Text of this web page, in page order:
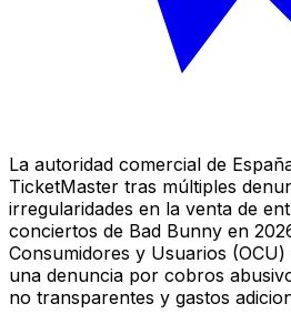
La autoridad comercial de
TicketMaster tras múltiples
irregularidades en la venta de
conciertos de Bad Bunny en
Consumidores y Usuarios
una denuncia por cobros
no transparentes y gastos